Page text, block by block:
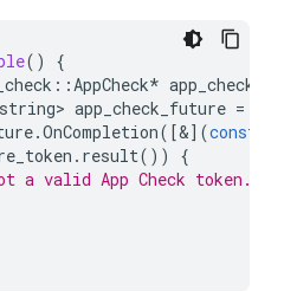
()
{
::AppCheck* app_check
string> app_check_future =
.OnCompletion([&](const
. result())
{
a valid App Check token.